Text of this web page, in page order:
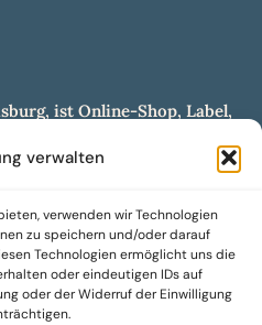
verwalten
verwenden wir Technologien
zu speichern und/oder darauf
Technologien ermöglicht uns die
oder eindeutigen IDs auf
oder der Widerruf der Einwilligung
ist Online-Shop, Label,
Vinyl-Presswerk und
an sowohl hochgradig
Titeln und -Formaten auf
nach Zustand bewertete